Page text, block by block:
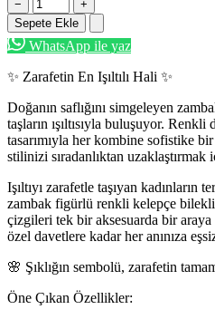
−
+
Sepete Ekle
WhatsApp ile yaz
✨ Zarafetin En Işıltılı Hali ✨
Doğanın saflığını simgeleyen
taşların ışıltısıyla buluşuyor.
tasarımıyla her kombine sofistike
stilinizi sıradanlıktan uzaklaştırmak
Işıltıyı zarafetle taşıyan kadınların
zambak figürlü renkli kelepçe
çizgileri tek bir aksesuarda bir
özel davetlere kadar her anınıza
🌸 Şıklığın sembolü, zarafetin
Öne Çıkan Özellikler: